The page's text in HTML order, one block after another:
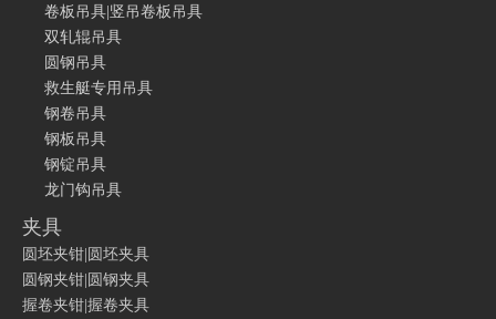
卷板吊具|竖吊卷板吊具
双轧辊吊具
圆钢吊具
救生艇专用吊具
钢卷吊具
钢板吊具
钢锭吊具
龙门钩吊具
夹具
圆坯夹钳|圆坯夹具
圆钢夹钳|圆钢夹具
握卷夹钳|握卷夹具